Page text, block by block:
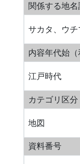
関係する地名
サカタ、ウ
内容年代始（
江戸時代
カテゴリ区分
地図
資料番号